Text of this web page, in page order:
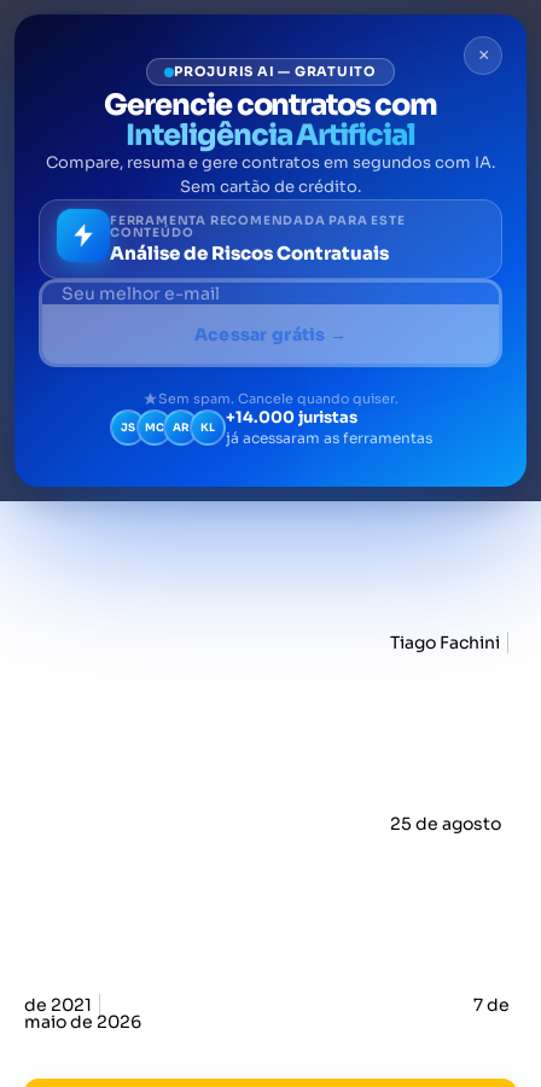
Contratos empresariais: o
que são, princípios e como
gerenciá-los
Contratos empresariais regulam obrigações
entre empresas. Veja o que são, quais os
tipos, os princípios e como gerenciar o ciclo
de vida contratual.
Tiago Fachini
25 de agosto
de 2021 7 de
maio de 2026
×
PROJURIS AI — GRATUITO
Gerencie contratos com
Inteligência Artificial
Compare, resuma e gere contratos em segundos com IA.
Sem cartão de crédito.
FERRAMENTA RECOMENDADA PARA ESTE
CONTEÚDO
Análise de Riscos Contratuais
Acessar grátis →
Sem spam. Cancele quando quiser.
JS MC AR KL +14.000 juristas
já acessaram as ferramentas